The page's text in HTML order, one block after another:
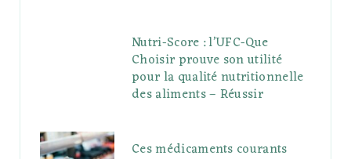
Nutri-Score : l’UFC-Que
Choisir prouve son utilité
pour la qualité nutritionnelle
des aliments – Réussir
Ces médicaments courants